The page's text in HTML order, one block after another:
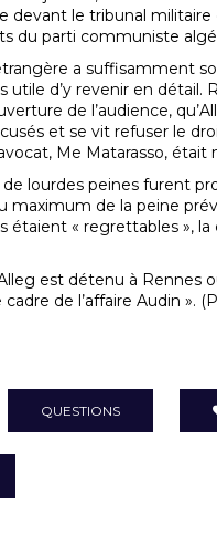
devant le tribunal militaire
du parti communiste
a suffisamment
utile d’y revenir en
de l’audience,
et se vit refuser le
Me Matarasso,
de lourdes peines furent
maximum de la peine
étaient « regrettables »,
est détenu à Rennes
de l’affaire Audin ».
QUESTIONS